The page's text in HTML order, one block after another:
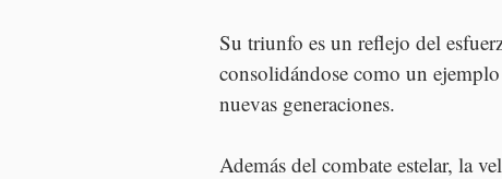
Su triunfo es un reflejo del
consolidándose como un
nuevas generaciones.
Además del combate estelar, la